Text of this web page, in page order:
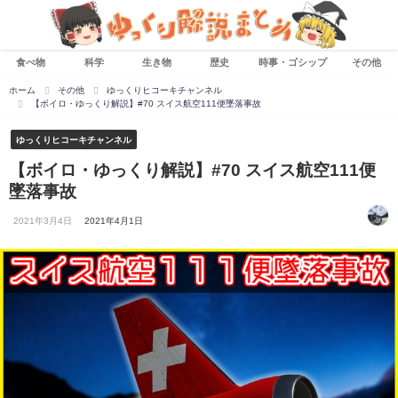
食べ物 科学 生き物 歴史 時事・ゴシップ その他
ホーム その他
ゆっくりヒコーキチャンネル
【ボイロ・ゆっくり解説】#70 スイス航空111便墜落事故
ゆっくりヒコーキチャンネル
【ボイロ・ゆっくり解説】#70 スイス航空111便
墜落事故
2021年3月4日 2021年4月1日